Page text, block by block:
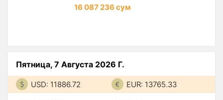
16 087 236 сум
Пятница, 7 Августа 2026 Г.
USD: 11886.72 EUR: 13765.33